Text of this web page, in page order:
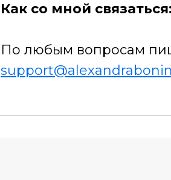
Как со мной связаться:
По любым вопросам